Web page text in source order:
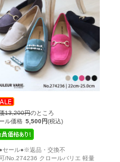
13,200円のところ
ル価格 5,500円(税込)
●セール●※返品・交換不
/No.274236 クロールバリエ 軽量